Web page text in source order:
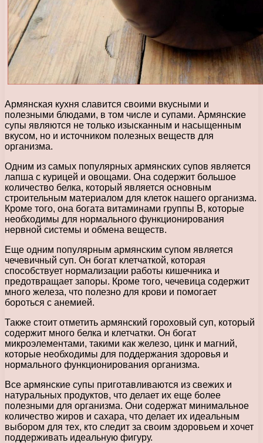
Армянская кухня славится своими вкусными и
полезными блюдами, в том числе и супами. Армянские
супы являются не только изысканным и насыщенным
вкусом, но и источником полезных веществ для
организма.
Одним из самых популярных армянских супов является
лапша с курицей и овощами. Она содержит большое
количество белка, который является основным
строительным материалом для клеток нашего организма.
Кроме того, она богата витаминами группы В, которые
необходимы для нормального функционирования
нервной системы и обмена веществ.
Еще одним популярным армянским супом является
чечевичный суп. Он богат клетчаткой, которая
способствует нормализации работы кишечника и
предотвращает запоры. Кроме того, чечевица содержит
много железа, что полезно для крови и помогает
бороться с анемией.
Также стоит отметить армянский гороховый суп, который
содержит много белка и клетчатки. Он богат
микроэлементами, такими как железо, цинк и магний,
которые необходимы для поддержания здоровья и
нормального функционирования организма.
Все армянские супы приготавливаются из свежих и
натуральных продуктов, что делает их еще более
полезными для организма. Они содержат минимальное
количество жиров и сахара, что делает их идеальным
выбором для тех, кто следит за своим здоровьем и хочет
поддерживать идеальную фигуру.